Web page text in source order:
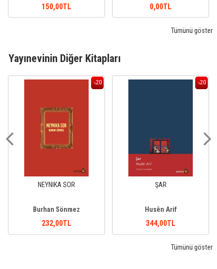
150,00TL 0,00TL
Tümünü göster
Yayınevinin Diğer Kitapları
%20
NEYNIKA SOR
Burhan Sönmez
232,00TL
%20
ŞAR
Husên Arif
344,00TL
Tümünü göster